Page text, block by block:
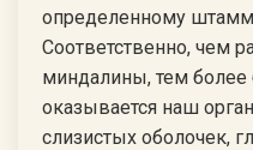
определенному
Соответственно, чем
миндалины, тем
оказывается наш
слизистых оболочек,